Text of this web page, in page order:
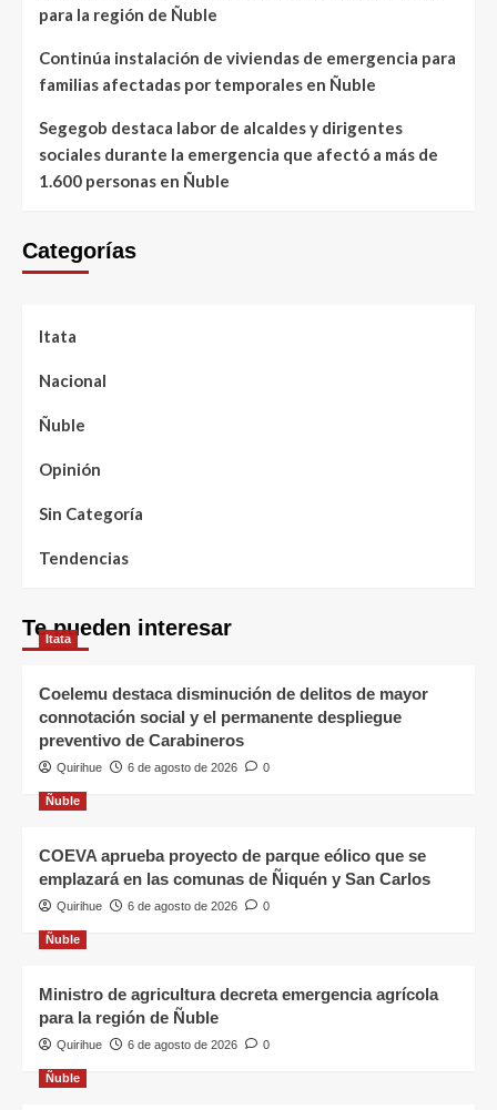
para la región de Ñuble
Continúa instalación de viviendas de emergencia para
familias afectadas por temporales en Ñuble
Segegob destaca labor de alcaldes y dirigentes
sociales durante la emergencia que afectó a más de
1.600 personas en Ñuble
Categorías
Itata
Nacional
Ñuble
Opinión
Sin Categoría
Tendencias
Te pueden interesar
Itata
Coelemu destaca disminución de delitos de mayor
connotación social y el permanente despliegue
preventivo de Carabineros
Quirihue 6 de agosto de 2026 0
Ñuble
COEVA aprueba proyecto de parque eólico que se
emplazará en las comunas de Ñiquén y San Carlos
Quirihue 6 de agosto de 2026 0
Ñuble
Ministro de agricultura decreta emergencia agrícola
para la región de Ñuble
Quirihue 6 de agosto de 2026 0
Ñuble